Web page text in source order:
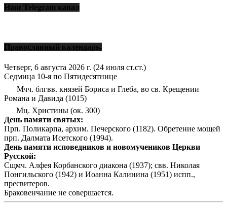
Наш Telegram канал
Православный календарь.
Четверг, 6 августа 2026 г. (24 июля ст.ст.)
Седмица 10-я по Пятидесятнице
Мчч. блгвв. князей Бориса и Глеба, во св. Крещении
Романа и Давида (1015)
Мц. Христины (ок. 300)
День памяти святых:
Прп. Поликарпа, архим. Печерского (1182). Обретение мощей
прп. Далмата Исетского (1994).
День памяти исповедников и новомучеников Церкви
Русской:
Сщмч. Алфея Корбанского диакона (1937); свв. Николая
Понгильского (1942) и Иоанна Калинина (1951) испп.,
пресвитеров.
Браковенчание не совершается.